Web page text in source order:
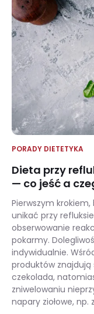
PORADY DIETETYKA
Dieta przy
— co jeść a
Pierwszym
unikać przy
obserwowanie
pokarmy.
indywidualnie.
produktów
czekolada,
zniwelowaniu
napary ziołowe, np.